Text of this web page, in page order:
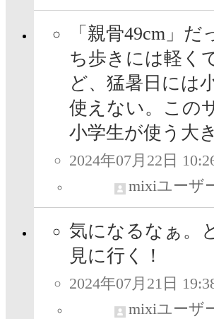
「親骨49cm」
ち歩きには軽く
ど、猛暑日には
使えない。この
小学生が使う大
2024年07月22日
mixiユーザ
気になるなぁ。
見に行く！
2024年07月21日
mixiユーザ